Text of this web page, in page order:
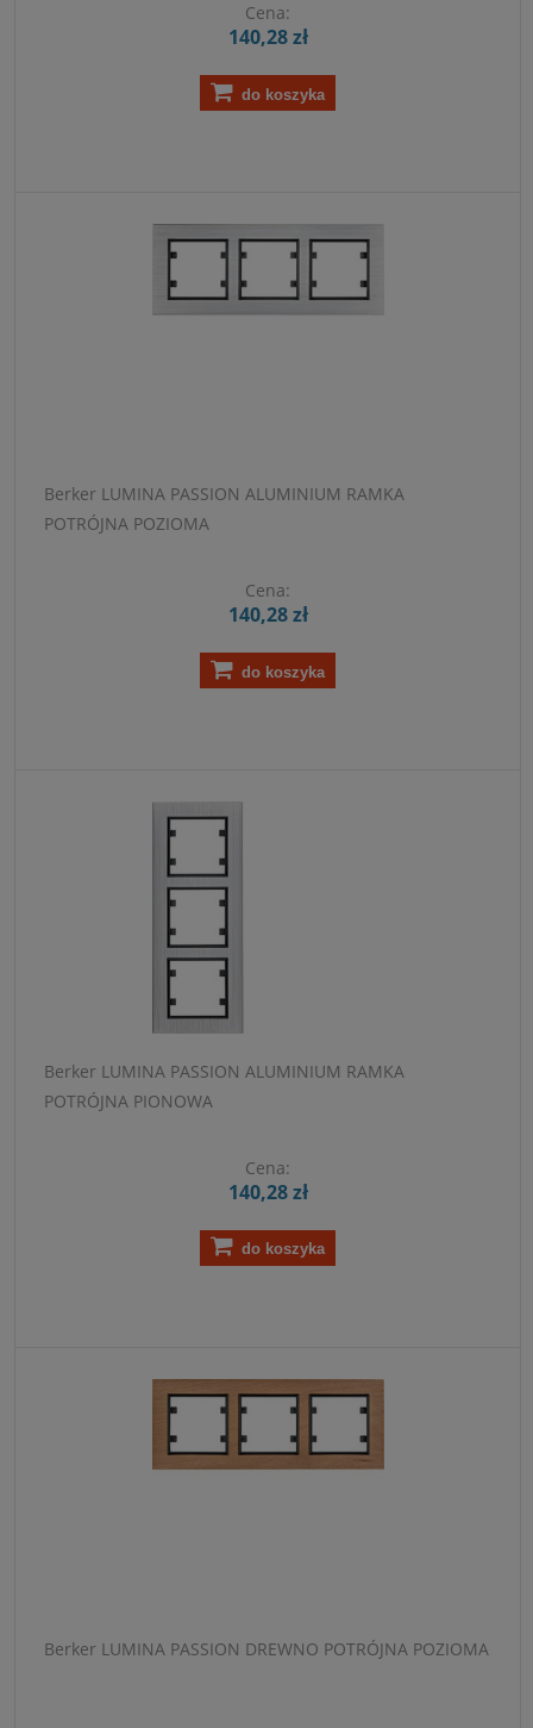
Cena:
140,28 zł
do koszyka
Berker LUMINA PASSION ALUMINIUM RAMKA
POTRÓJNA POZIOMA
Cena:
140,28 zł
do koszyka
Berker LUMINA PASSION ALUMINIUM RAMKA
POTRÓJNA PIONOWA
Cena:
140,28 zł
do koszyka
Berker LUMINA PASSION DREWNO POTRÓJNA POZIOMA